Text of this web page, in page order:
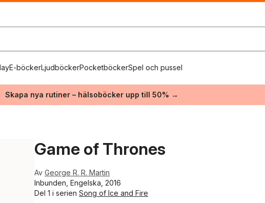
E-böckerLjudböckerPocketböckerSpel och pussel
Skapa nya rutiner – hälsoböcker upp till 50% →
Game of Thrones
Av George R. R. Martin
Inbunden, Engelska, 2016
Del 1 i serien Song of Ice and Fire